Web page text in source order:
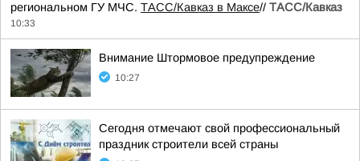
региональном ГУ МЧС. ТАСС/Кавказ в Максе// ТАСС/Кавказ
10:33
Внимание Штормовое предупреждение
10:27
Сегодня отмечают свой профессиональный
праздник строители всей страны